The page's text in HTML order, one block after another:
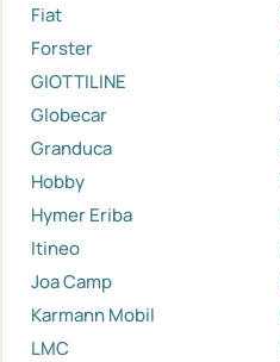
Fiat
Forster
GIOTTILINE
Globecar
Granduca
Hobby
Hymer Eriba
Itineo
Joa Camp
Karmann Mobil
LMC